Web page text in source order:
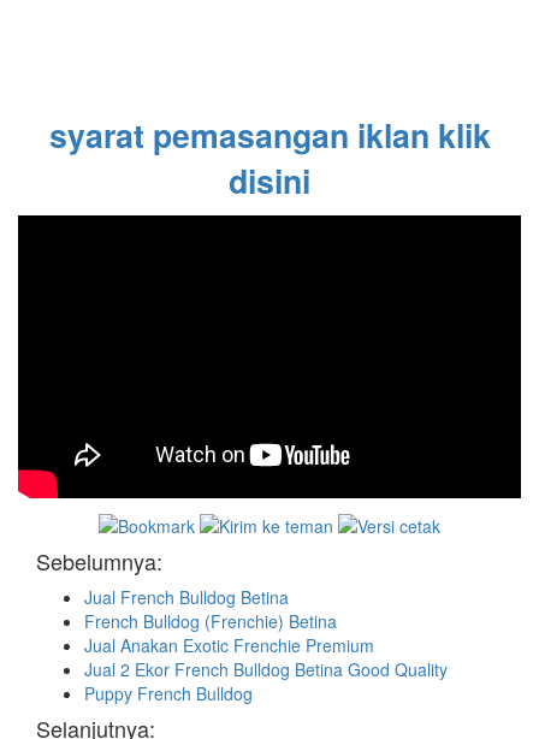
syarat pemasangan iklan klik
disini
Sebelumnya:
Jual French Bulldog Betina
French Bulldog (Frenchie) Betina
Jual Anakan Exotic Frenchie Premium
Jual 2 Ekor French Bulldog Betina Good Quality
Puppy French Bulldog
Selanjutnya: